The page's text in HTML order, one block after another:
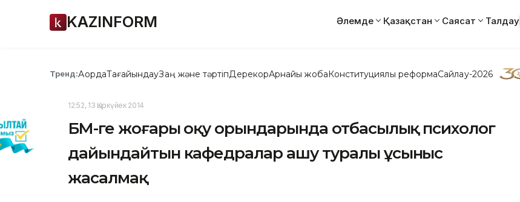
KAZINFORM Әлемде Қазақстан Саясат Талдау
Тренд:АқордаТағайындауЗаң және тәртіпДерекқорАрнайы жобаКонституциялық реформаСайлау-2026
12:52, 13 Қыркүйек 2014
БҒМ-ге жоғары оқу орындарында отбасылық психолог
дайындайтын кафедралар ашу туралы ұсыныс
жасалмақ